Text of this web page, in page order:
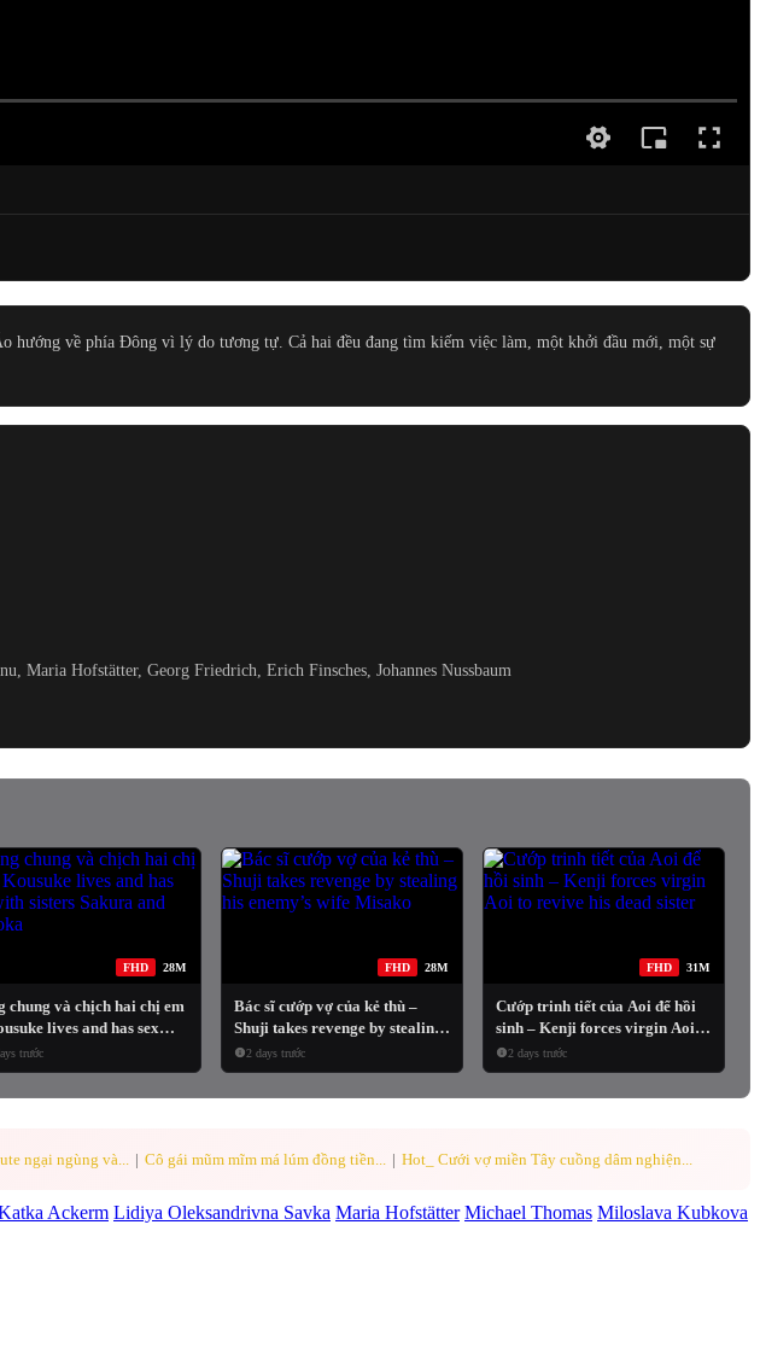
hướng về phía Đông vì lý do tương tự. Cả hai đều đang tìm kiếm việc làm, một khởi đầu mới, một sự
Maria Hofstätter, Georg Friedrich, Erich Finsches, Johannes Nussbaum
FHD 28M
chung và chịch hai chị em
lives and has sex
Sakura and
trước
FHD 28M
Bác sĩ cướp vợ của kẻ thù –
Shuji takes revenge by stealing
his enemy’s wife Misako
2 days trước
FHD 31M
Cướp trinh tiết của Aoi để hồi
sinh – Kenji forces virgin Aoi to
revive his dead sister
2 days trước
ngại ngùng và... | Cô gái mũm mĩm má lúm đồng tiền... | Hot_ Cưới vợ miền Tây cuồng dâm nghiện...
Ackerm Lidiya Oleksandrivna Savka Maria Hofstätter Michael Thomas Miloslava Kubkova